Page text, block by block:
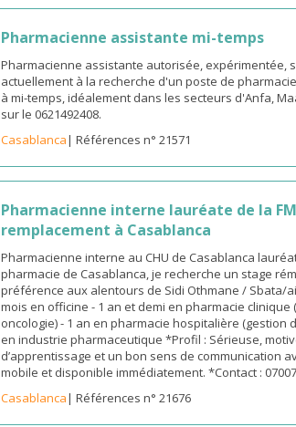
Pharmacienne assistante mi-temps
Pharmacienne assistante autorisée, expérimentée,
actuellement à la recherche d'un poste de
à mi-temps, idéalement dans les secteurs d'Anfa,
sur le 0621492408.
Casablanca| Références n° 21571
Pharmacienne interne lauréate de la
remplacement à Casablanca
Pharmacienne interne au CHU de Casablanca
pharmacie de Casablanca, je recherche un stage
préférence aux alentours de Sidi Othmane / Sbata/
mois en officine - 1 an et demi en pharmacie
oncologie) - 1 an en pharmacie hospitalière (gestion
en industrie pharmaceutique *Profil : Sérieuse,
d’apprentissage et un bon sens de communication
mobile et disponible immédiatement. *Contact :
Casablanca| Références n° 21676